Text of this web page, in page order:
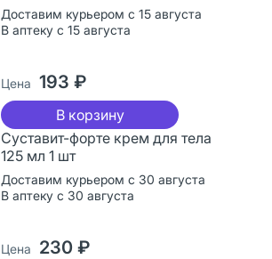
Доставим курьером с 15 августа
В аптеку с 15 августа
Цена 193 ₽
В корзину
Суставит-форте крем для тела
125 мл 1 шт
Доставим курьером с 30 августа
В аптеку с 30 августа
Цена 230 ₽